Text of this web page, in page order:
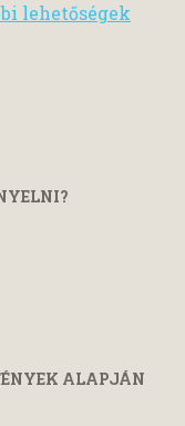
lehetőségek
ALAPJÁN